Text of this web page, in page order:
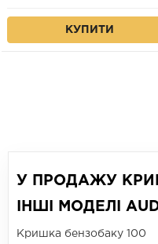
КУПИТИ
У ПРОДАЖУ
ІНШІ МОДЕЛІ
Кришка бензобаку 100